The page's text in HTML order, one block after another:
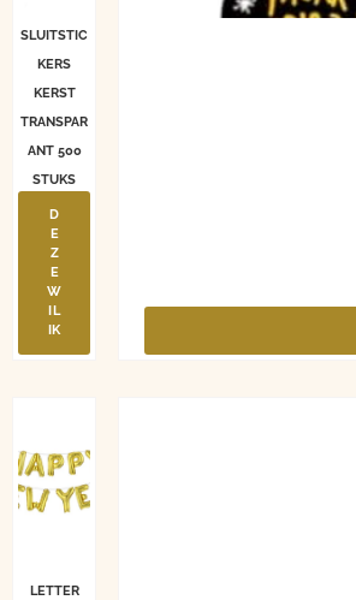
SLUITSTIC
KERS
KERST
TRANSPAR
ANT 500
STUKS
D
E
Z
E
W
IL
IK
LETTER